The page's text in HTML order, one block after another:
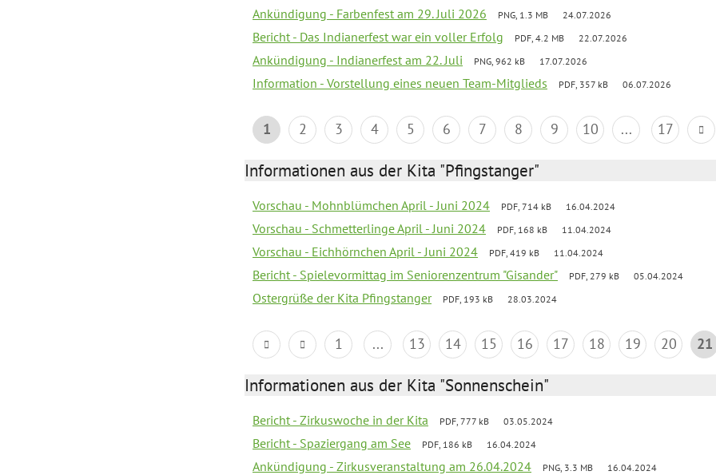
Ankündigung - Farbenfest am 29. Juli 2026 PNG, 1.3 MB 24.07.2026
Bericht - Das Indianerfest war ein voller Erfolg PDF, 4.2 MB 22.07.2026
Ankündigung - Indianerfest am 22. Juli PNG, 962 kB 17.07.2026
Information - Vorstellung eines neuen Team-Mitglieds PDF, 357 kB 06.07.2026
1 2 3 4 5 6 7 8 9 10 ... 17
Informationen aus der Kita "Pfingstanger"
Vorschau - Mohnblümchen April - Juni 2024 PDF, 714 kB 16.04.2024
Vorschau - Schmetterlinge April - Juni 2024 PDF, 168 kB 11.04.2024
Vorschau - Eichhörnchen April - Juni 2024 PDF, 419 kB 11.04.2024
Bericht - Spielevormittag im Seniorenzentrum "Gisander" PDF, 279 kB 05.04.2024
Ostergrüße der Kita Pfingstanger PDF, 193 kB 28.03.2024
1 ... 13 14 15 16 17 18 19 20 21
Informationen aus der Kita "Sonnenschein"
Bericht - Zirkuswoche in der Kita PDF, 777 kB 03.05.2024
Bericht - Spaziergang am See PDF, 186 kB 16.04.2024
Ankündigung - Zirkusveranstaltung am 26.04.2024 PNG, 3.3 MB 16.04.2024